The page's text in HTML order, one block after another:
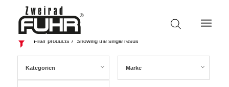
Filter products Showing the single result
Kategorien Marke